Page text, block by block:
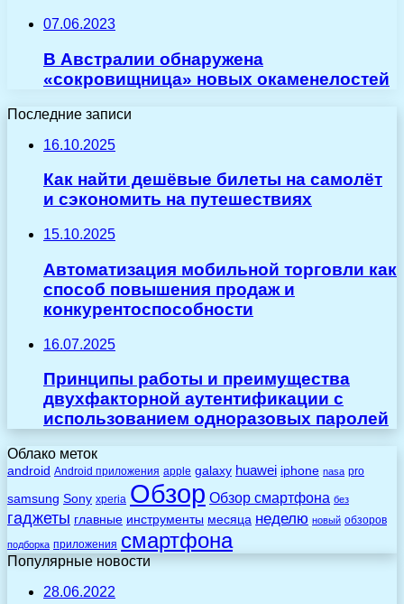
07.06.2023
В Австралии обнаружена
«сокровищница» новых окаменелостей
Последние записи
16.10.2025
Как найти дешёвые билеты на самолёт
и сэкономить на путешествиях
15.10.2025
Автоматизация мобильной торговли как
способ повышения продаж и
конкурентоспособности
16.07.2025
Принципы работы и преимущества
двухфакторной аутентификации с
использованием одноразовых паролей
Облако меток
android Android приложения apple galaxy huawei iphone nasa pro
samsung Sony xperia Обзор Обзор смартфона без
гаджеты главные инструменты месяца неделю новый обзоров
подборка приложения смартфона
Популярные новости
28.06.2022